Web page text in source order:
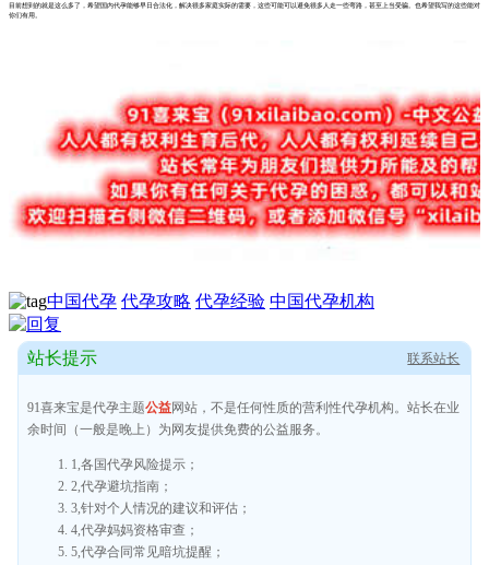
目前想到的就是这么多了，希望国内代孕能够早日合法化，解决很多家庭实际的需要，这些可能可以避免很多人走一些弯路，甚至上当受骗。也希望我写的这些能对
你们有用。
中国代孕 代孕攻略 代孕经验 中国代孕机构
站长提示
91喜来宝是代孕主题公益网站，不是任何性质的营利性代孕机构。站长在业
余时间（一般是晚上）为网友提供免费的公益服务。
1,各国代孕风险提示；
2,代孕避坑指南；
3,针对个人情况的建议和评估；
4,代孕妈妈资格审查；
5,代孕合同常见暗坑提醒；
联系站长